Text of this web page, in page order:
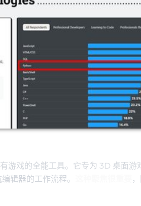
游戏的全能工具。它专为 3D 桌面
辑器的工作流程。